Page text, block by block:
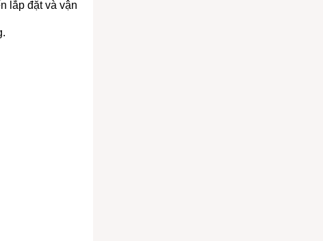
lắp đặt và vận